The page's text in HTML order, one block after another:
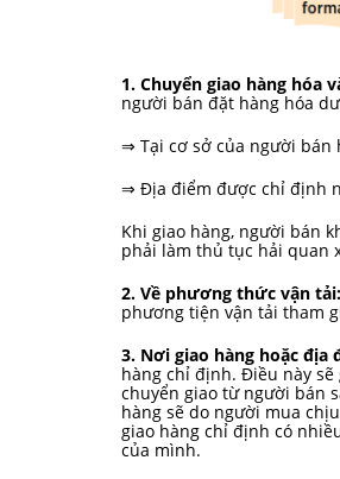
1. Chuyển giao hàng hóa
người bán đặt hàng hóa
⇒ Tại cơ sở của người bán
⇒ Địa điểm được chỉ định
Khi giao hàng, người bán
phải làm thủ tục hải quan
2. Về phương thức vận tải:
phương tiện vận tải tham
3. Nơi giao hàng hoặc địa
hàng chỉ định. Điều này
chuyển giao từ người bán
hàng sẽ do người mua
giao hàng chỉ định có
của mình.